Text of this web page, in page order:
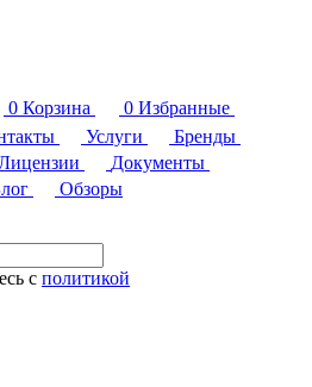
0 Корзина 0 Избранные
Услуги
Бренды
Документы
Обзоры
с политикой